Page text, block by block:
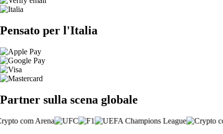
Pensato per l'Italia
Partner sulla scena globale